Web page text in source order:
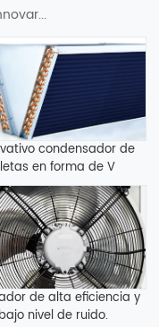
condensador de
en forma de V
de alta eficiencia y
bajo nivel de ruido.